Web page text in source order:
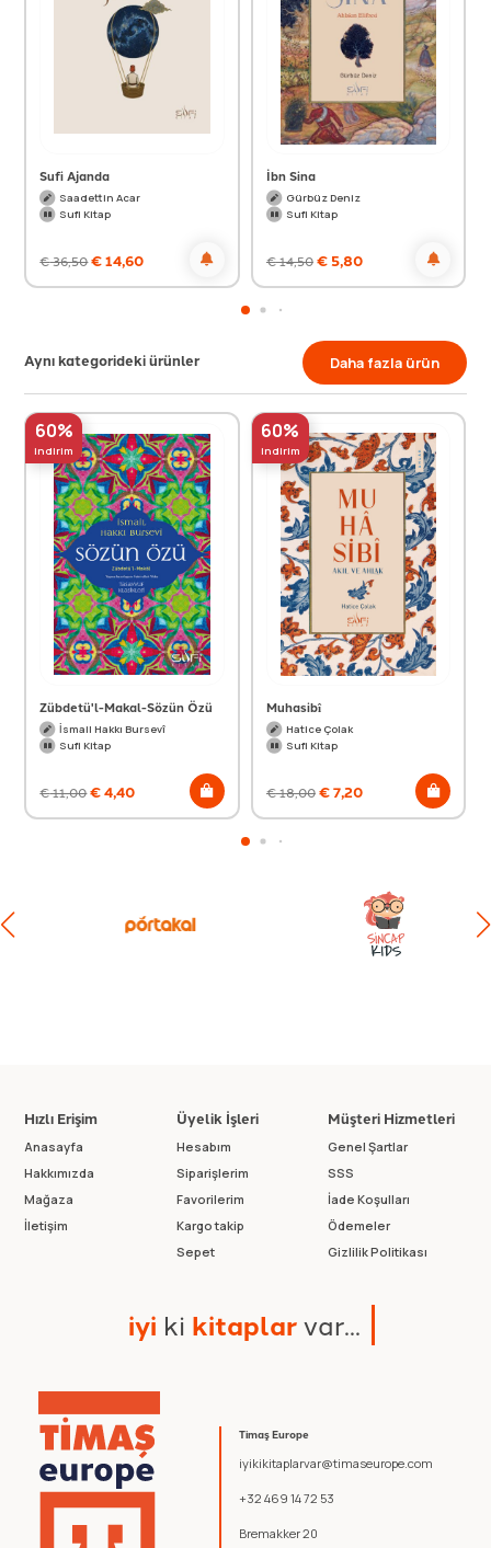
Sufi Ajanda
Saadettin Acar
Sufi Kitap
€36,50€14,60
İbn Sina
Gürbüz Deniz
Sufi Kitap
€14,50€5,80
Aynı kategorideki ürünler Daha fazla ürün
60%
indirim
Zübdetü'l-Makal-Sözün Özü
İsmail Hakkı Bursevî
Sufi Kitap
€11,00€4,40
60%
indirim
Muhasibî
Hatice Çolak
Sufi Kitap
€18,00€7,20
Timaş Europe
iyikikitaplarvar@timaseurope.com
+32 469 14 72 53
Bremakker 20
Hızlı Erişim
Anasayfa
Hakkımızda
Mağaza
İletişim
Üyelik İşleri
Hesabım
Siparişlerim
Favorilerim
Kargo takip
Sepet
Müşteri Hizmetleri
Genel Şartlar
SSS
İade Koşulları
Ödemeler
Gizlilik Politikası
iyi ki kitaplarvar...